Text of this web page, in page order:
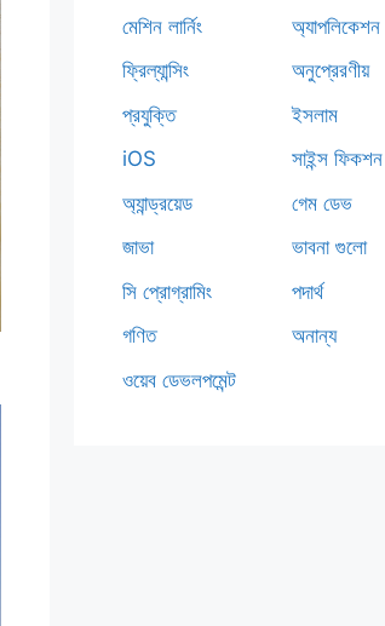
মেশিন লার্নিং
ফ্রিল্যান্সিং
প্রযুক্তি
iOS
অ্যান্ড্রয়েড
জাভা
সি প্রোগ্রামিং
গণিত
ওয়েব ডেভলপমেন্ট
অ্যাপলিকেশন
অনুপ্রেরণীয়
ইসলাম
সাইন্স ফিকশন
গেম ডেভ
ভাবনা গুলো
পদার্থ
অনান্য